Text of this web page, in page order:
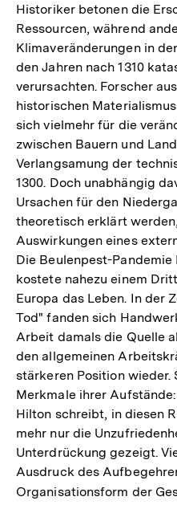
Historiker betonen die
Ressourcen, während
Klimaveränderungen in
den Jahren nach 1310
verursachten. Forscher
historischen
sich vielmehr für die
zwischen Bauern und
Verlangsamung der
1300. Doch unabhängig
Ursachen für den
theoretisch erklärt
Auswirkungen eines
Die Beulenpest-
kostete nahezu einem
Europa das Leben. In der
Tod" fanden sich
Arbeit damals die Quelle
den allgemeinen
stärkeren Position wieder.
Merkmale ihrer
Hilton schreibt, in diesen
mehr nur die
Unterdrückung gezeigt.
Ausdruck des
Organisationsform der